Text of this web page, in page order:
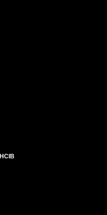
его отдыхе в СМИ.
но и слушали
Ющенко они вели
охраняли, а не то что
президент
..и это вам
охраной, прямыми
и прочее … и это
они напали и он
минуточку!! И это их
носа ушел на неделю
этого бреда о том
из-за которого
аж целых… 1
там уже ждали с